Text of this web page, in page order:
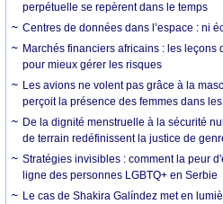
perpétuelle se repèrent dans le temps
Centres de données dans l’espace : ni
Marchés financiers africains : les leçons
pour mieux gérer les risques
Les avions ne volent pas grâce à la
perçoit la présence des femmes dans
De la dignité menstruelle à la sécurité
de terrain redéfinissent la justice de
Stratégies invisibles : comment la peur
ligne des personnes LGBTQ+ en Serbie
Le cas de Shakira Galíndez met en